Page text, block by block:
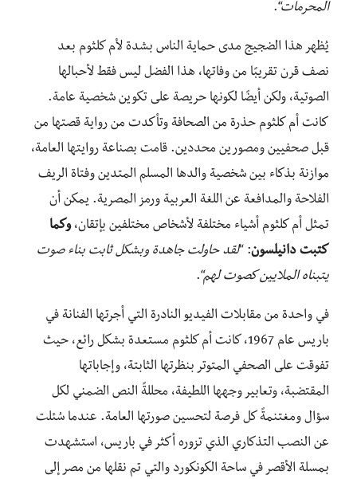
المحرمات“.
يُظهر هذا الضجيج مدى حماية الناس بشدة لأم كلثوم بعد
نصف قرن تقريبًا من وفاتها، هذا الفضل ليس فقط لأحبالها
الصوتية، ولكن أيضًا لكونها حريصة على تكوين شخصية عامة.
كانت أم كلثوم حذرة من الصحافة وتأكدت من رواية قصتها من
قبل صحفيين ومصورين محددين. قامت بصناعة روايتها العامة،
موازنة بذكاء بين شخصية والدها المسلم المتدين وفتاة الريف
الفلاحة والمدافعة عن اللغة العربية ورمز المصرية. يمكن أن
تمثل أم كلثوم أشياء مختلفة لأشخاص مختلفين بإتقان،وكما
كتبت دانيلسون: “لقد حاولت جاهدة وبشكل ثابت بناء صوت
يتبناه الملايين كصوت لهم“.
في واحدة من مقابلات الفيديو النادرة التي أجرتها الفنانة في
باريس عام 1967، كانت أم كلثوم مستعدة بشكل رائع، حيث
تفوقت على الصحفي المتوتر بنظرتها الثابتة، وإجاباتها
المقتضبة، وتعابير وجهها اللطيفة، محللةً النص الضمني لكل
سؤال ومغتنمةً كل فرصة لتحسين صورتها العامة. عندما سُئلت
عن النصب التذكاري الذي تزوره أكثر في باريس، استشهدت
بمسلة الأقصر في ساحة الكونكورد والتي تم نقلها من مصر إلى